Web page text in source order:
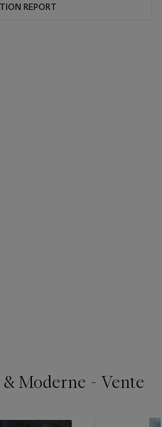
REPORT
Moderne - Vente